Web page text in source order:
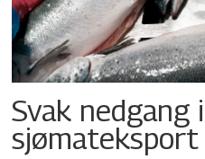
Svak nedgang